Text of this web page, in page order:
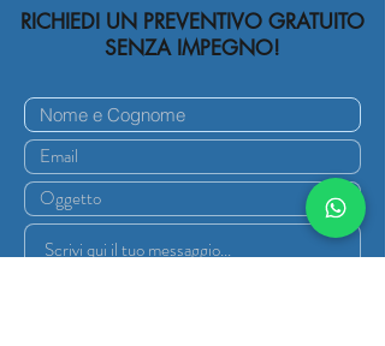
RICHIEDI UN PREVENTIVO GRATUITO
SENZA IMPEGNO!